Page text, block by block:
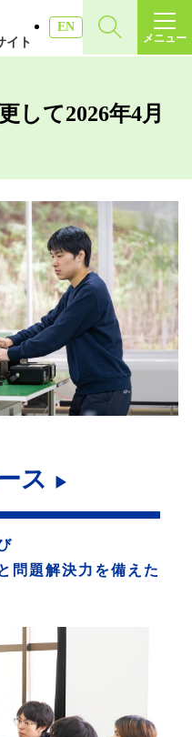
イト
EN
メニュー
員の方
の方
方
方
の方
せ
して2026年4月
ス ▶
問題解決力を備えた